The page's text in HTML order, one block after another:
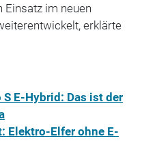
Einsatz im neuen
erklärte
E-Hybrid: Das ist der
Elektro-Elfer ohne E-